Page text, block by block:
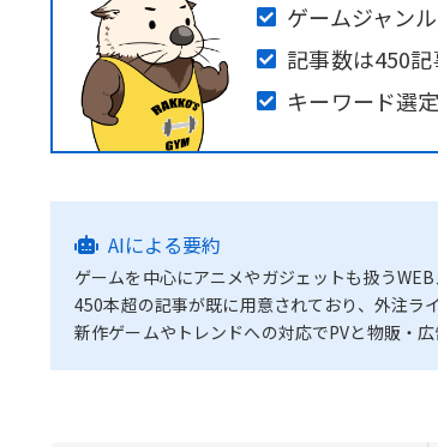
ゲームジャン
記事数は450記
キーワード選
AIによる要約
ゲームを中心にアニメやガジェットも扱うWEB
450本超の記事が既に用意されており、外注ラ
新作ゲームやトレンドへの対応でPVと物販・